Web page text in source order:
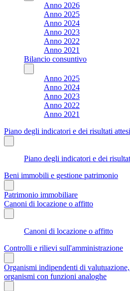
Anno 2026
Anno 2025
Anno 2024
Anno 2023
Anno 2022
Anno 2021
Bilancio consuntivo
Anno 2025
Anno 2024
Anno 2023
Anno 2022
Anno 2021
Piano degli indicatori e dei risultati
Piano degli indicatori e dei
Beni immobili e gestione patrimonio
Patrimonio immobiliare
Canoni di locazione o affitto
Canoni di locazione o affitto
Controlli e rilievi sull'amministrazione
Organismi indipendenti di
organismi con funzioni analoghe